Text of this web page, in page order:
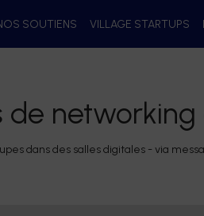
SOUTIENS VILLAGE STARTUPS
de
dans des salles digitales - via